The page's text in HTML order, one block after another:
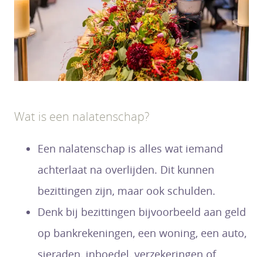
Wat is een nalatenschap?
Een nalatenschap is alles wat iemand
achterlaat na overlijden. Dit kunnen
bezittingen zijn, maar ook schulden.
Denk bij bezittingen bijvoorbeeld aan geld
op bankrekeningen, een woning, een auto,
sieraden, inboedel, verzekeringen of